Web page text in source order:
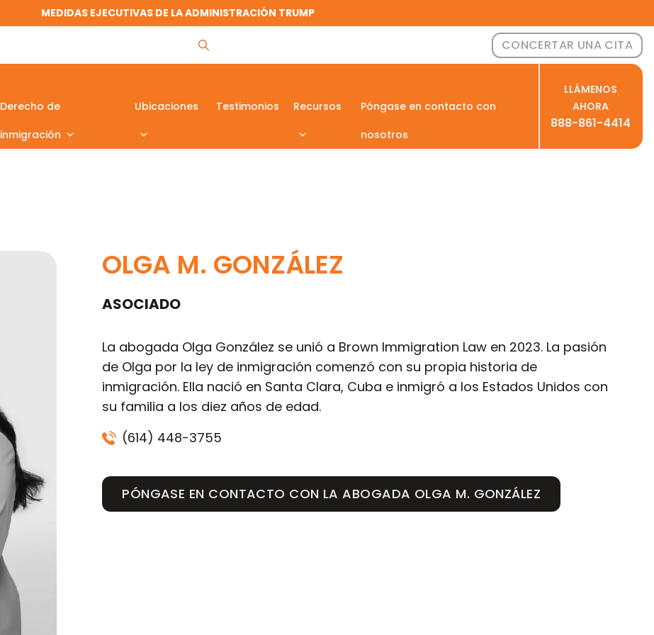
MEDIDAS EJECUTIVAS DE LA ADMINISTRACIÓN TRUMP
CONCERTAR UNA CITA
Derecho de
inmigración
Ubicaciones Testimonios Recursos
Póngase en contacto con
nosotros
LLÁMENOS
AHORA
888-861-4414
OLGA M. GONZÁLEZ
ASOCIADO
La abogada Olga González se unió a Brown Immigration Law en 2023. La pasión
de Olga por la ley de inmigración comenzó con su propia historia de
inmigración. Ella nació en Santa Clara, Cuba e inmigró a los Estados Unidos con
su familia a los diez años de edad.
(614) 448-3755
PÓNGASE EN CONTACTO CON LA ABOGADA OLGA M. GONZÁLEZ